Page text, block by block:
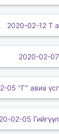
2020-02-12 Т
2020-02-07
05 "Г" авиа
02-05